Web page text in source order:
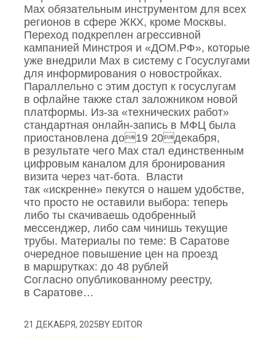
Max обязательным инструментом для всех
регионов в сфере ЖКХ, кроме Москвы.
Переход подкреплен агрессивной
кампанией Минстроя и «ДОМ.РФ», которые
уже внедрили Max в систему с Госуслугами
для информирования о новостройках.
Параллельно с этим доступ к госуслугам
в офлайне также стал заложником новой
платформы. Из‑за «технических работ»
стандартная онлайн‑запись в МФЦ была
приостановлена до19 20декабря,
в результате чего Max стал единственным
цифровым каналом для бронирования
визита через чат‑бота. Власти
так «искренне» пекутся о нашем удобстве,
что просто не оставили выбора: теперь
либо ты скачиваешь одобренный
мессенджер, либо сам чинишь текущие
трубы. Материалы по теме: В Саратове
очередное повышение цен на проезд
в маршрутках: до 48 рублей
Согласно опубликованному реестру,
в Саратове…
21 ДЕКАБРЯ, 2025BYEDITOR